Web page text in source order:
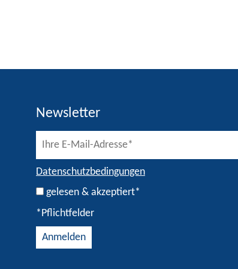
Newsletter
Datenschutzbedingungen
gelesen & akzeptiert*
*Pflichtfelder